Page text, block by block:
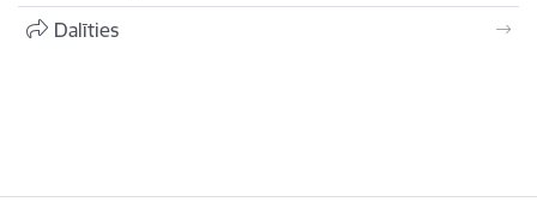
Dalīties